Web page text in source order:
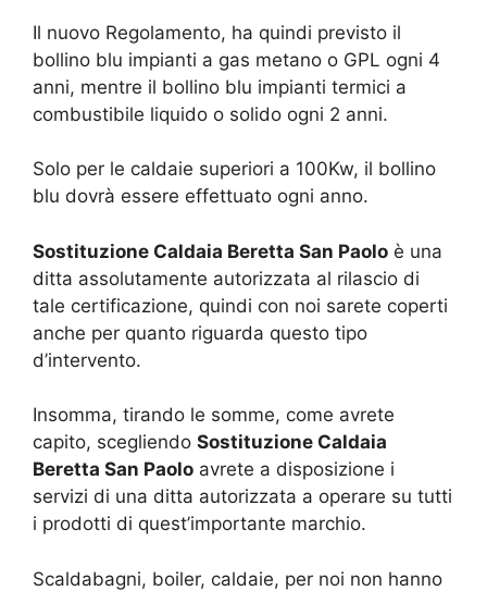
Il nuovo Regolamento, ha quindi previsto il
bollino blu impianti a gas metano o GPL ogni 4
anni, mentre il bollino blu impianti termici a
combustibile liquido o solido ogni 2 anni.
Solo per le caldaie superiori a 100Kw, il bollino
blu dovrà essere effettuato ogni anno.
Sostituzione Caldaia Beretta San Paolo è una
ditta assolutamente autorizzata al rilascio di
tale certificazione, quindi con noi sarete coperti
anche per quanto riguarda questo tipo
d’intervento.
Insomma, tirando le somme, come avrete
capito, scegliendo Sostituzione Caldaia
Beretta San Paolo avrete a disposizione i
servizi di una ditta autorizzata a operare su tutti
i prodotti di quest’importante marchio.
Scaldabagni, boiler, caldaie, per noi non hanno